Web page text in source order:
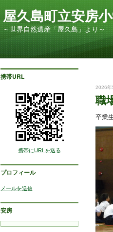
屋久島町立安房
～世界自然遺産「屋久島」よ
携帯URL
携帯にURLを送る
プロフィール
メールを送信
安房
2026年
職
卒業